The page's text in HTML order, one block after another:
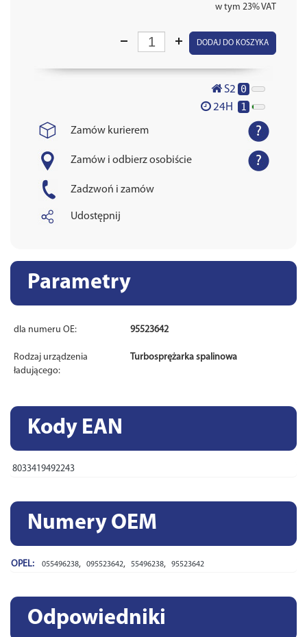
w tym 23% VAT
DODAJ DO KOSZYKA
S2 0
24H 1
Zamów kurierem
Zamów i odbierz osobiście
Zadzwoń i zamów
Udostępnij
Parametry
dla numeru OE: 95523642
Rodzaj urządzenia
ładującego:
Turbosprężarka spalinowa
Kody EAN
8033419492243
Numery OEM
OPEL: 055496238, 095523642, 55496238, 95523642
Odpowiedniki